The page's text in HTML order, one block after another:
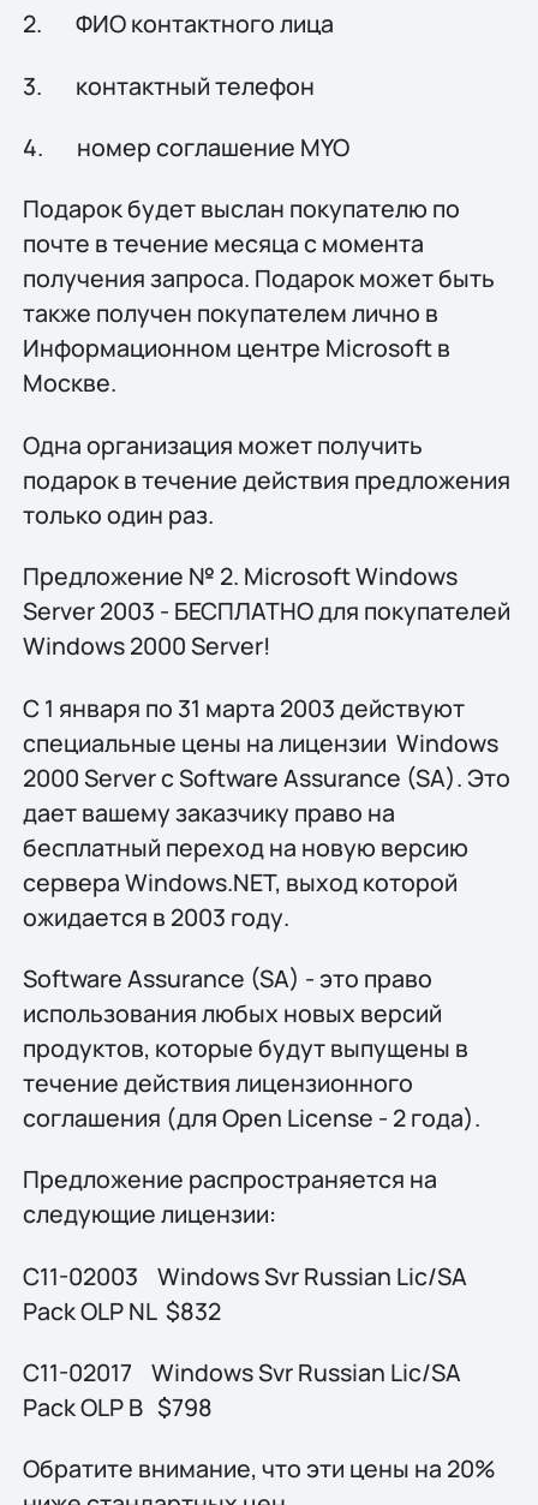
2. ФИО контактного лица
3. контактный телефон
4. номер соглашение MYO
Подарок будет выслан покупателю по
почте в течение месяца с момента
получения запроса. Подарок может быть
также получен покупателем лично в
Информационном центре Microsoft в
Москве.
Одна организация может получить
подарок в течение действия предложения
только один раз.
Предложение № 2. Microsoft Windows
Server 2003 - БЕСПЛАТНО для покупателей
Windows 2000 Server!
С 1 января по 31 марта 2003 действуют
специальные цены на лицензии Windows
2000 Server с Software Assurance (SA). Это
дает вашему заказчику право на
бесплатный переход на новую версию
сервера Windows.NET, выход которой
ожидается в 2003 году.
Software Assurance (SA) - это право
использования любых новых версий
продуктов, которые будут выпущены в
течение действия лицензионного
соглашения (для Open License - 2 года).
Предложение распространяется на
следующие лицензии:
C11-02003 Windows Svr Russian Lic/SA
Pack OLP NL $832
C11-02017 Windows Svr Russian Lic/SA
Pack OLP B $798
Обратите внимание, что эти цены на 20%